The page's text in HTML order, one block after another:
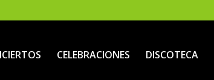
CELEBRACIONES DISCOTECA